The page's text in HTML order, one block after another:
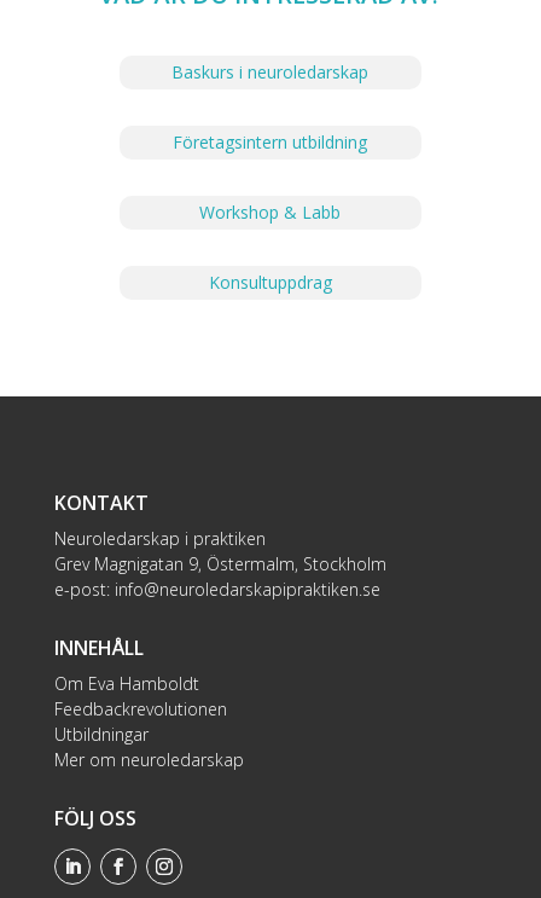
Baskurs i neuroledarskap
Företagsintern utbildning
Workshop & Labb
Konsultuppdrag
KONTAKT
Neuroledarskap i praktiken
Grev Magnigatan 9, Östermalm, Stockholm
e-post: info@neuroledarskapipraktiken.se
INNEHÅLL
Om Eva Hamboldt
Feedbackrevolutionen
Utbildningar
Mer om neuroledarskap
FÖLJ OSS